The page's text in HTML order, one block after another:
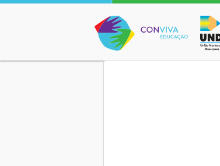
Conviva Educação